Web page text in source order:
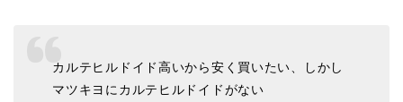
カルテヒルドイド高いから安く買いたい、しかし
マツキヨにカルテヒルドイドがない